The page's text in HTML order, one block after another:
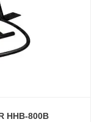
HHB-800B